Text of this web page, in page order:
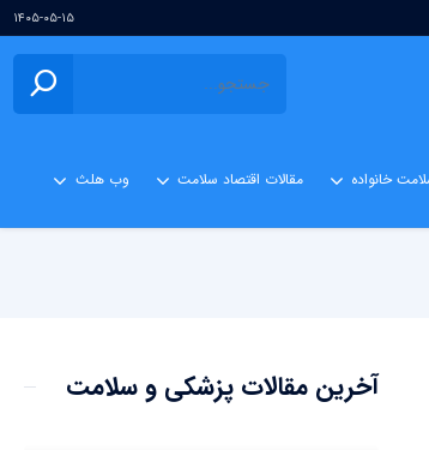
۱۴۰۵-۰۵-۱۵
خانواده مقالات اقتصاد سلامت وب هلث
آخرین مقالات پزشکی و سلامت